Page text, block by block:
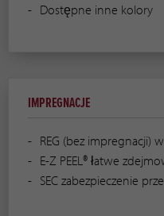
Dostępne inne kolory
IMPREGNACJE
REG (bez impregnacji)
E-Z PEEL® łatwe
SEC zabezpieczenie